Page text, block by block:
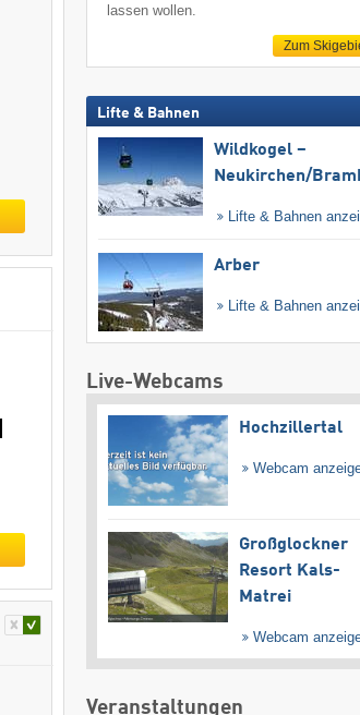
lassen wollen.
Zum
Lifte & Bahnen
Wildkogel –
Neukirchen/​
Lifte & Bahnen
Arber
Lifte & Bahnen
Live-Webcams
Hochzillertal
Webcam
Großglockner
Resort Kals-
Matrei
Webcam
Veranstaltungen